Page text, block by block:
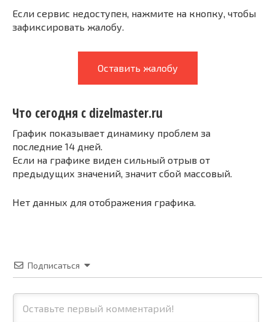
Если сервис недоступен, нажмите на кнопку, чтобы
зафиксировать жалобу.
Оставить жалобу
Что сегодня с dizelmaster.ru
График показывает динамику проблем за
последние 14 дней.
Если на графике виден сильный отрыв от
предыдущих значений, значит сбой массовый.
Нет данных для отображения графика.
Подписаться